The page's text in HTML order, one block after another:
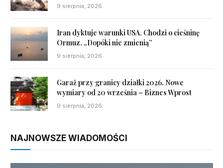
9 sierpnia, 2026
Iran dyktuje warunki USA. Chodzi o cieśninę
Ormuz. „Dopóki nie zmienią”
9 sierpnia, 2026
Garaż przy granicy działki 2026. Nowe
wymiary od 20 września – Biznes Wprost
9 sierpnia, 2026
NAJNOWSZE WIADOMOŚCI